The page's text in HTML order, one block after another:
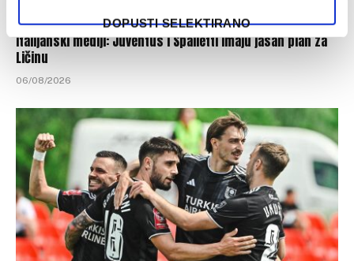
DOPUSTI SELEKTIRANO
Italijanski mediji: Juventus i Spalletti imaju jasan plan za
Ličinu
06/08/2026